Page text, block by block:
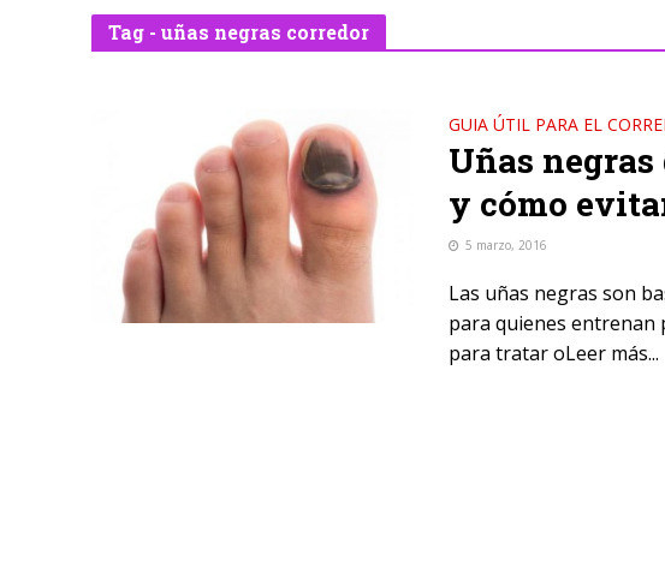
Tag - uñas negras corredor
GUIA ÚTIL PARA EL
Uñas negras
y cómo
5 marzo, 2016
Las uñas negras son
para quienes entrenan
para tratar oLeer más...